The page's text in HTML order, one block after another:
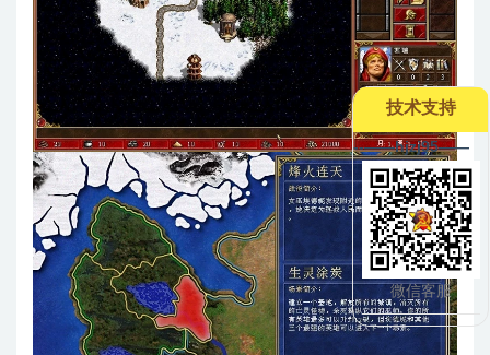
技术支持
--——hjzj95——
微信客服